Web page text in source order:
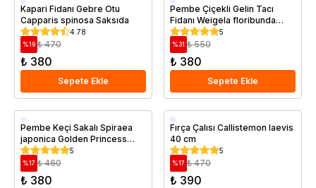
Saksıda
Kapari Fidanı Gebre Otu
Capparis spinosa Saksıda
4.78
%19 ₺ 470
₺ 380
Sepete Ekle
Saksıda
Pembe Çiçekli Gelin Tacı
Fidanı Weigela floribunda
Rosea 20 cm
5
%31 ₺ 550
₺ 380
Sepete Ekle
Saksıda
Pembe Keçi Sakalı Spiraea
japonica Golden Princess
Saksıda
5
%17 ₺ 460
₺ 380
Saksıda
Fırça Çalısı Callistemon laevis
40 cm
5
%17 ₺ 470
₺ 390